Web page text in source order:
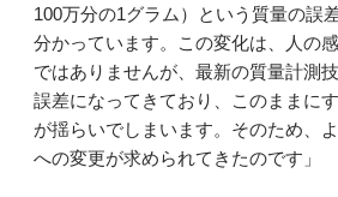
100万分の1グラム）という質量の誤
分かっています。この変化は、人の
ではありませんが、最新の質量計測
誤差になってきており、このままに
が揺らいでしまいます。そのため、
への変更が求められてきたのです」